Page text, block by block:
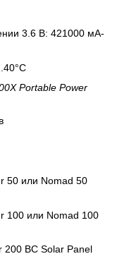
3.6 В: 421000 мА-
Portable Power
50 или Nomad 50
100 или Nomad 100
200 BC Solar Panel